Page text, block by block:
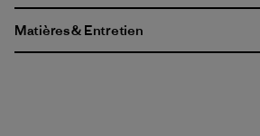
Matières & Entretien